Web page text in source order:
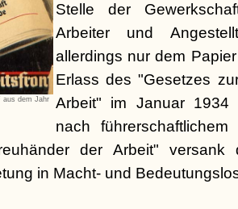
aus dem Jahr
Stelle der
Arbeiter und
allerdings nur dem
Erlass des "Gesetzes
Arbeit" im Januar 1934
nach
der Arbeit"
in Macht- und